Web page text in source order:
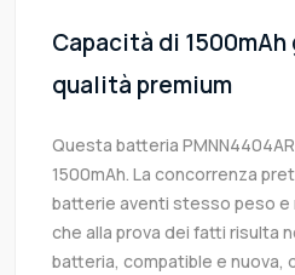
Capacità di
qualità premium
Questa batteria
1500mAh. La concorrenza
batterie aventi stesso peso e
che alla prova dei fatti risulta
batteria, compatible e nuova,